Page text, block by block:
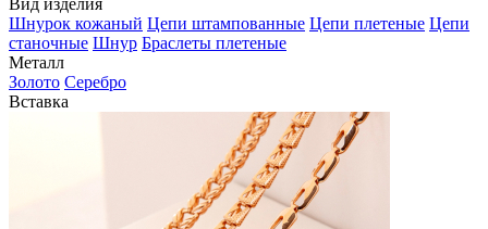
Вид изделия
Шнурок кожаный Цепи штампованные Цепи плетеные Цепи
станочные Шнур Браслеты плетеные
Металл
Золото Серебро
Вставка